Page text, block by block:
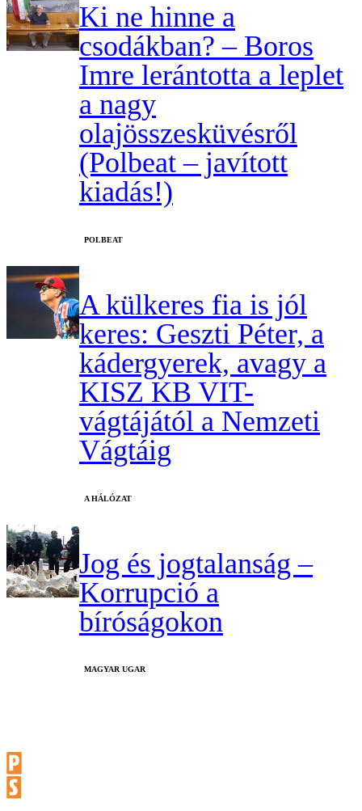
Ki ne hinne a
csodákban? – Boros
Imre lerántotta a leplet
a nagy
olajösszesküvésről
(Polbeat – javított
kiadás!)
‎POLBEAT
A külkeres fia is jól
keres: Geszti Péter, a
kádergyerek, avagy a
KISZ KB VIT-
vágtájától a Nemzeti
Vágtáig
A HÁLÓZAT
Jog és jogtalanság –
Korrupció a
bíróságokon
MAGYAR UGAR